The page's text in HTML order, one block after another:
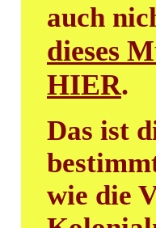
auch
dieses
HIER.
Das ist
wie die